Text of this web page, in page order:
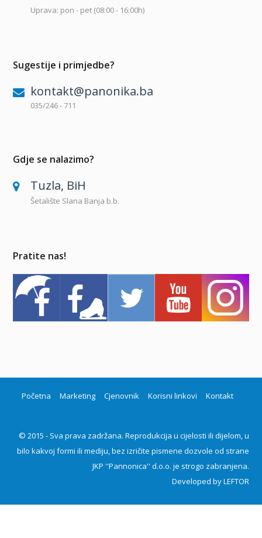
Uprava: pon - pet (08:00 - 16:00h)
Sugestije i primjedbe?
kontakt@panonika.ba
035/246 - 711
Gdje se nalazimo?
Tuzla, BiH
Šetalište Slana Banja b.b.
Pratite nas!
Početna Marketing Cjenovnik Korisni linkovi Kontakt
© 2015 - Sva prava zadržana. Reprodukcija u cijelosti ili dijelom, u
bilo kakvoj formi ili mediju, bez izričite pismene dozvole od strane
JKP ''Pannonica'' d.o.o. je strogo zabranjena.
Developed byLEFTOR